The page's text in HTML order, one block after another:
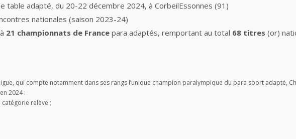
table adapté, du 20-22 décembre 2024, à CorbeilEssonnes (91)
nationales (saison 2023-24)
21 championnats de France para adaptés, remportant au total 68 titres (or)
qui compte notamment dans ses rangs l’unique champion paralympique du para sport adapté,
2024 :
catégorie relève ;